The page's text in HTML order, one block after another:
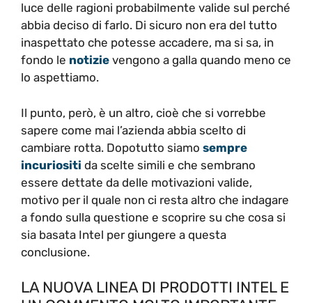
luce delle ragioni probabilmente valide sul perché
abbia deciso di farlo. Di sicuro non era del tutto
inaspettato che potesse accadere, ma si sa, in
fondo le notizie vengono a galla quando meno ce
lo aspettiamo.
Il punto, però, è un altro, cioè che si vorrebbe
sapere come mai l’azienda abbia scelto di
cambiare rotta. Dopotutto siamo sempre
incuriositi da scelte simili e che sembrano
essere dettate da delle motivazioni valide,
motivo per il quale non ci resta altro che indagare
a fondo sulla questione e scoprire su che cosa si
sia basata Intel per giungere a questa
conclusione.
LA NUOVA LINEA DI PRODOTTI INTEL E